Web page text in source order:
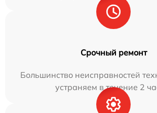
Срочный ремонт
Большинство неисправностей
устраняем в течение 2